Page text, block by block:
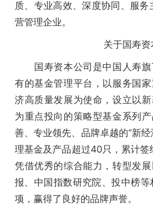
质、专业高效、深度协同、服务
营管理企业。
关于国寿资
国寿资本公司是中国人寿旗
有的基金管理平台，以服务国
济高质量发展为使命，设立以
为重点投向的策略型基金系列
善、专业领先、品牌卓越的“新
理基金及产品超过40只，累计签
凭借优秀的综合能力，转型发
报、中国指数研究院、投中榜
项，赢得了良好的品牌声誉。